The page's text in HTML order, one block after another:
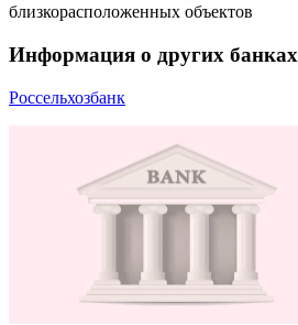
близкорасположенных объектов
Информация о других банках
Россельхозбанк